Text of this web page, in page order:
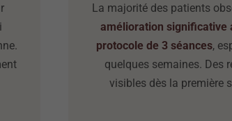
La majorité des patients
amélioration significative
protocole de 3 séances,
quelques semaines. Des
visibles dès la première